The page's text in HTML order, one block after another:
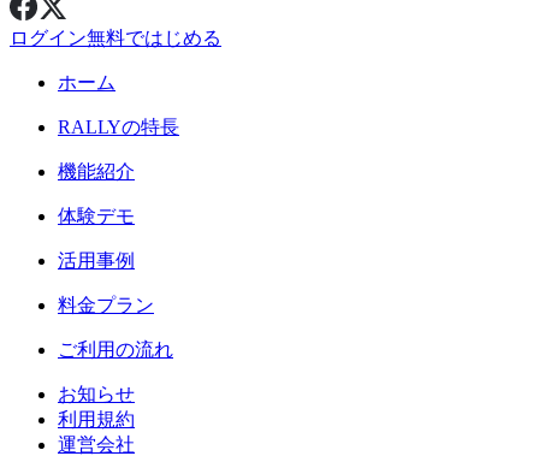
ログイン無料ではじめる
ホーム
RALLYの特長
機能紹介
体験デモ
活用事例
料金プラン
ご利用の流れ
お知らせ
利用規約
運営会社